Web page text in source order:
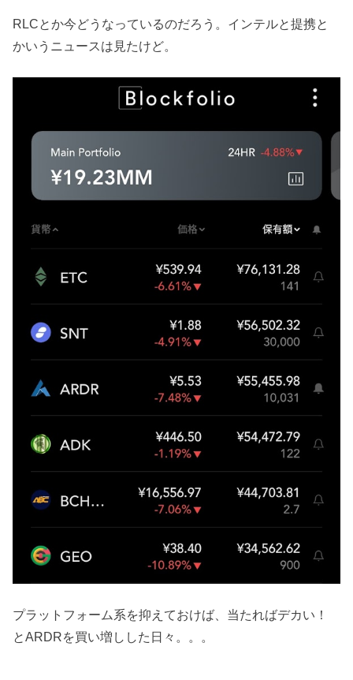
RLCとか今どうなっているのだろう。インテルと提携と
かいうニュースは見たけど。
プラットフォーム系を抑えておけば、当たればデカい！
とARDRを買い増しした日々。。。